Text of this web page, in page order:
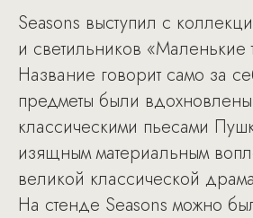
Seasons выступил с
и светильников «Маленькие
Название говорит само за
предметы были
классическими пьесами
изящным материальным
великой классической
На стенде Seasons можно